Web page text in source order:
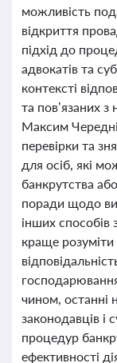
можливість
відкриття
підхід до
адвокатів та
контексті
та пов’язаних
Максим
перевірки та
для осіб, які
банкрутства
поради щодо
інших
краще
чином, останні
законодавців і
процедур
ефективності